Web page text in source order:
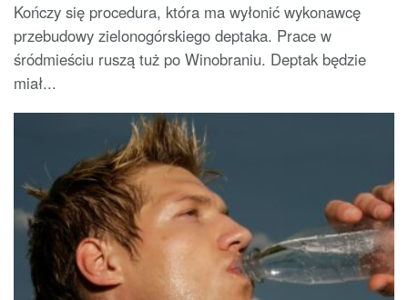
Kończy się procedura, która ma wyłonić wykonawcę
przebudowy zielonogórskiego deptaka. Prace w
śródmieściu ruszą tuż po Winobraniu. Deptak będzie
miał...